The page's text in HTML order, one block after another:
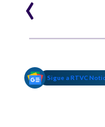
Sigue a RTVC